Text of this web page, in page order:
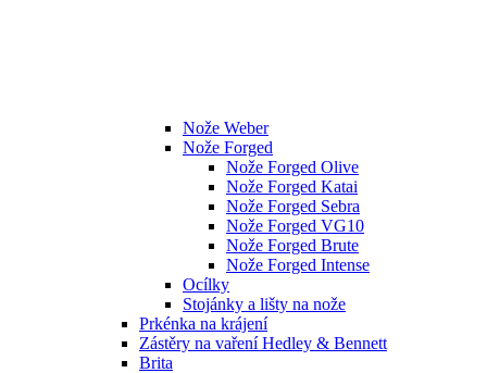
Nože Weber
Nože Forged
Nože Forged Olive
Nože Forged Katai
Nože Forged Sebra
Nože Forged VG10
Nože Forged Brute
Nože Forged Intense
Ocílky
Stojánky a lišty na nože
Prkénka na krájení
Zástěry na vaření Hedley & Bennett
Brita